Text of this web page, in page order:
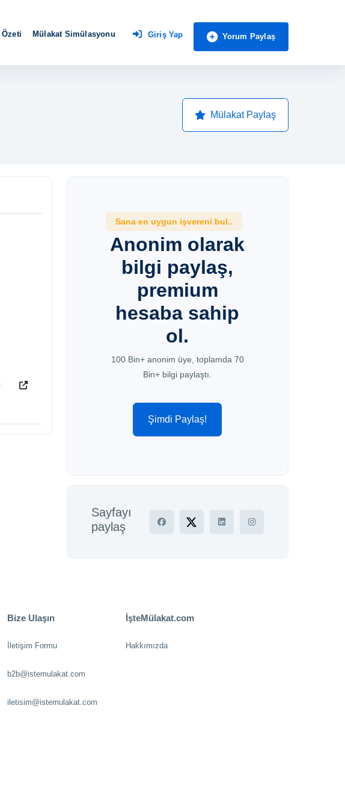
Özeti Mülakat Simülasyonu Giriş Yap Yorum Paylaş
Mülakat Paylaş
Sana en uygun işvereni bul..
Anonim olarak
bilgi paylaş,
premium
hesaba sahip
ol.
100 Bin+ anonim üye, toplamda 70
Bin+ bilgi paylaştı.
Şimdi Paylaş!
Sayfayı
paylaş
Bize Ulaşın
İletişim Formu
b2b@istemulakat.com
iletisim@istemulakat.com
İşteMülakat.com
Hakkımızda